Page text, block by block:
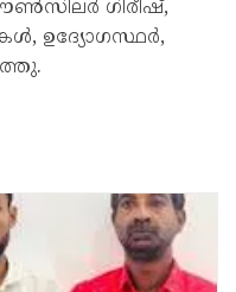
ഗിരീഷ്,
ഉദ്യോഗസ്ഥർ,